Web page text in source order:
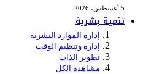
5 أغسطس، 2026
تنمية بشرية
إدارة الموارد البشرية
إدارة وتنظيم الوقت
تطوير الذات
مشاهدة الكل